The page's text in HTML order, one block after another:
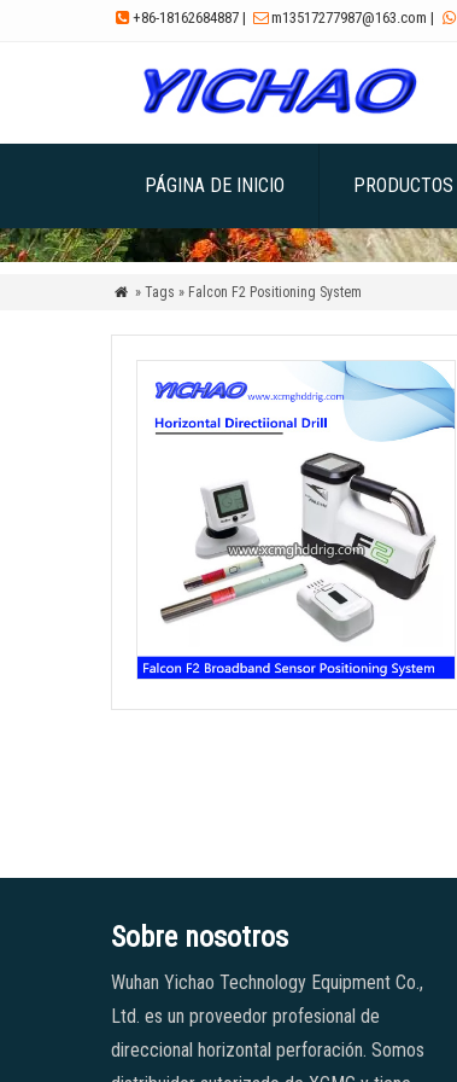
 +86-18162684887 | m13517277987@163.com | 
PÁGINA DE INICIO PRODUCTOS
 » Tags » Falcon F2 Positioning System
Sobre nosotros
Wuhan Yichao Technology Equipment Co.,
Ltd. es un proveedor profesional de
direccional horizontal perforación. Somos